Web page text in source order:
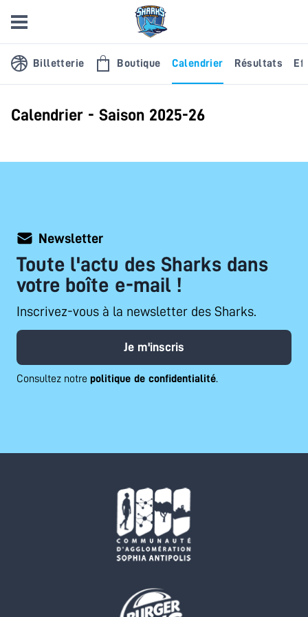
Billetterie Boutique Calendrier Résultats
Calendrier - Saison 2025-26
Newsletter
Toute l'actu des Sharks dans
votre boîte e-mail !
Inscrivez-vous à la newsletter des Sharks.
Je m'inscris
Consultez notre politique de confidentialité.